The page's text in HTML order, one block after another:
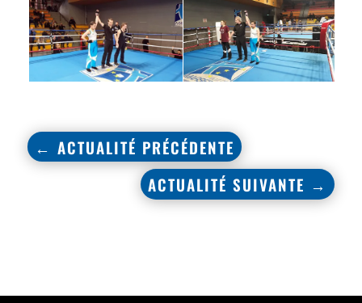
← ACTUALITÉ PRÉCÉDENTE
ACTUALITÉ SUIVANTE →